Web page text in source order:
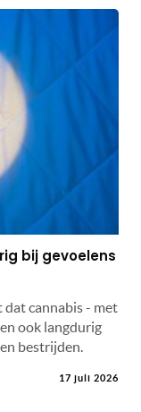
bij gevoelens
dat cannabis - met
ook langdurig
bestrijden.
17 juli 2026